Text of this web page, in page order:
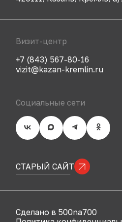
Визит-центр
+7 (843) 567-80-16
vizit@kazan-kremlin.ru
Социальные сети
СТАРЫЙ САЙТ
Сделано в 500na700